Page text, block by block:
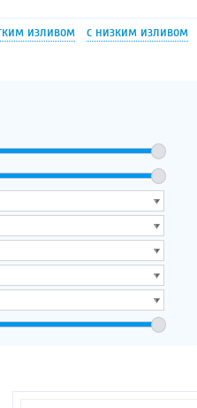
изливом с низким изливом